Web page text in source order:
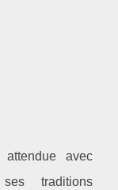
avec
traditions